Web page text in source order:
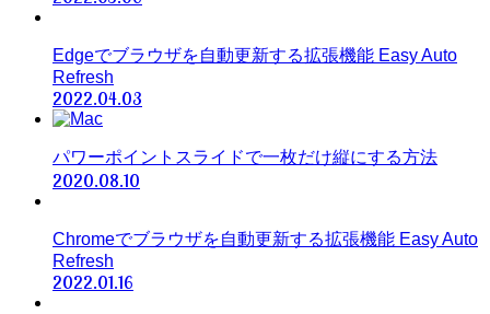
Edgeでブラウザを自動更新する拡張機能 Easy Auto
Refresh
2022.04.03
パワーポイントスライドで一枚だけ縦にする方法
2020.08.10
Chromeでブラウザを自動更新する拡張機能 Easy Auto
Refresh
2022.01.16